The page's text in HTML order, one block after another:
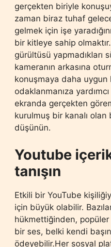
gerçekten biriyle
zaman biraz tuhaf
gelmek için işe
bir kitleye sahip
gürültüsü yapmadıkları
kameranın arkasına
konuşmaya daha uygun
odaklanmanıza
ekranda gerçekten
kurulmuş bir kanalı olan
düşünün.
Youtube
tanışın
Etkili bir YouTube
için büyük olabilir.
hükmettiğinden,
bir ses, belki kendi
ödeyebilir.Her sosyal